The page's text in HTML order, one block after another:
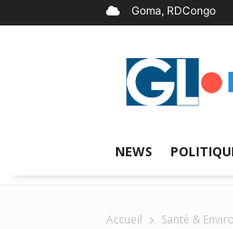
Goma, RDCongo
NEWS
Accueil Santé &